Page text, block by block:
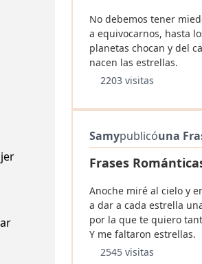
No debemos tener
a equivocarnos, hasta
planetas chocan y del
nacen las estrellas.
2203 visitas
Samypublicóuna
Frases
Anoche miré al cielo y
a dar a cada estrella
por la que te quiero
Y me faltaron estrellas.
2545 visitas